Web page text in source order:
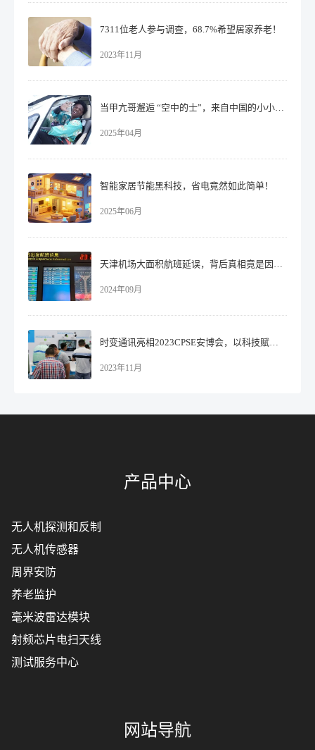
7311位老人参与调查，68.7%希望居家养老！
2023年11月
2025年04月
智能家居节能黑科技，省电竟然如此简单！
2025年06月
2024年09月
2023年11月
产品中心
无人机探测和反制
无人机传感器
周界安防
养老监护
毫米波雷达模块
射频芯片电扫天线
测试服务中心
网站导航